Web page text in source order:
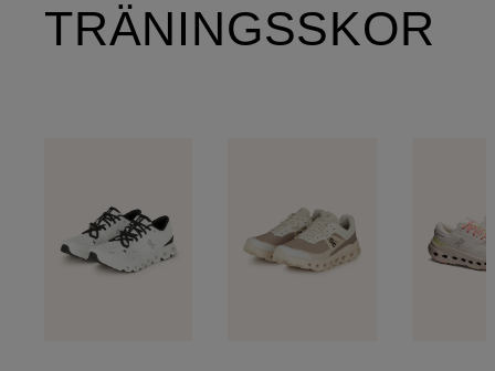
TRÄNINGSSKOR